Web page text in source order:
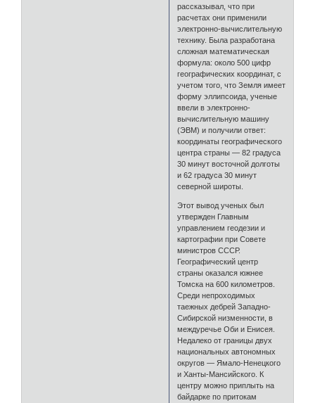
рассказывал, что при
расчетах они применили
электронно-вычислительную
технику. Была разработана
сложная математическая
формула: около 500 цифр
географических координат, с
учетом того, что Земля имеет
форму эллипсоида, ученые
ввели в электронно-
вычислительную машину
(ЭВМ) и получили ответ:
координаты географического
центра страны — 82 градуса
30 минут восточной долготы
и 62 градуса 30 минут
северной широты.
Этот вывод ученых был
утвержден Главным
управлением геодезии и
картографии при Совете
министров СССР.
Географический центр
страны оказался южнее
Томска на 600 километров.
Среди непроходимых
таежных дебрей Западно-
Сибирской низменности, в
междуречье Оби и Енисея.
Недалеко от границы двух
национальных автономных
округов — Ямало-Ненецкого
и Ханты-Мансийского. К
центру можно приплыть на
байдарке по притокам